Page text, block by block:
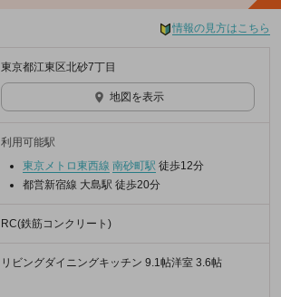
情報の見方はこちら
東京都江東区北砂7丁目
地図を表示
利用可能駅
東京メトロ東西線 南砂町駅 徒歩12分
都営新宿線 大島駅 徒歩20分
RC(鉄筋コンクリート)
リビングダイニングキッチン 9.1帖洋室 3.6帖